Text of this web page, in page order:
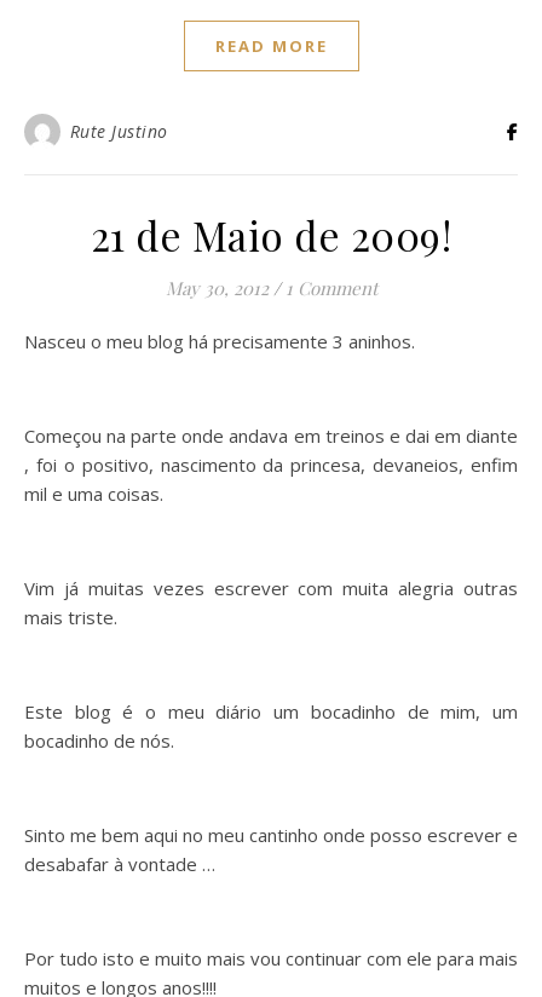
READ MORE
Rute Justino
21 de Maio de 2009!
May 30, 2012 / 1 Comment
Nasceu o meu blog há precisamente 3 aninhos.
Começou na parte onde andava em treinos e dai em diante
, foi o positivo, nascimento da princesa, devaneios, enfim
mil e uma coisas.
Vim já muitas vezes escrever com muita alegria outras
mais triste.
Este blog é o meu diário um bocadinho de mim, um
bocadinho de nós.
Sinto me bem aqui no meu cantinho onde posso escrever e
desabafar à vontade …
Por tudo isto e muito mais vou continuar com ele para mais
muitos e longos anos!!!!